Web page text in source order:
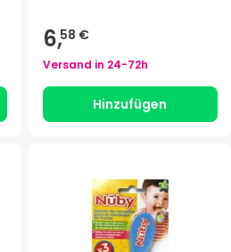
6,58 €
Versand in 24-72h
Hinzufügen